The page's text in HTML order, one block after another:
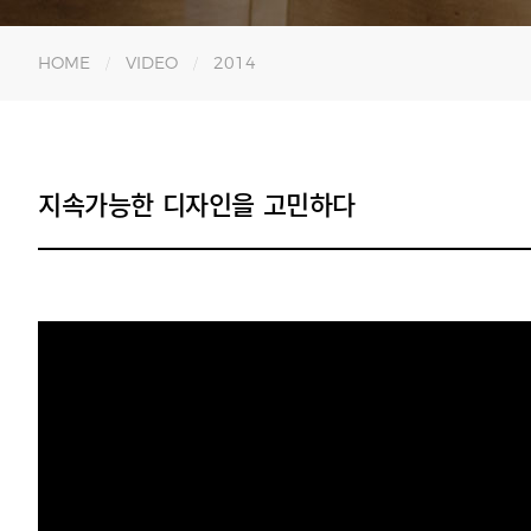
HOME VIDEO 2014
지속가능한 디자인을 고민하다